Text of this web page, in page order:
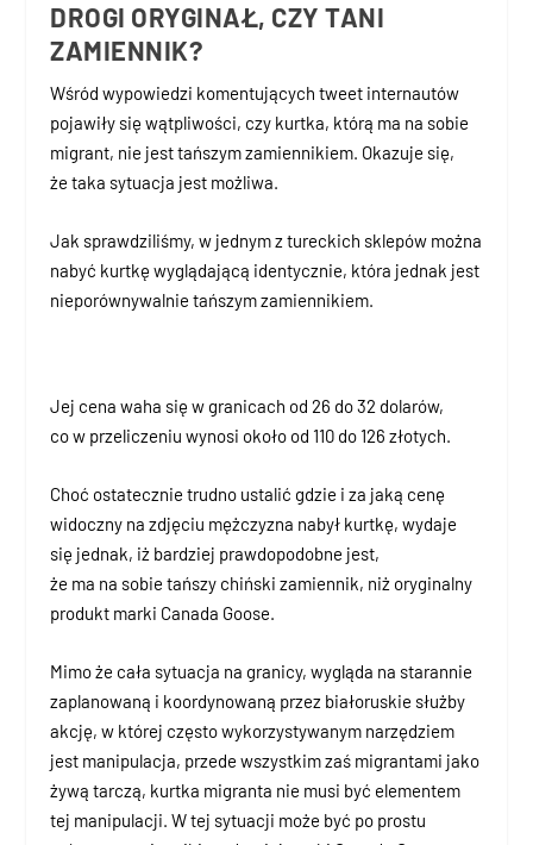
DROGI ORYGINAŁ, CZY TANI
ZAMIENNIK?
Wśród wypowiedzi komentujących tweet internautów
pojawiły się wątpliwości, czy kurtka, którą ma na sobie
migrant, nie jest tańszym zamiennikiem. Okazuje się,
że taka sytuacja jest możliwa.
Jak sprawdziliśmy, w jednym z tureckich sklepów można
nabyć kurtkę wyglądającą identycznie, która jednak jest
nieporównywalnie tańszym zamiennikiem.
Jej cena waha się w granicach od 26 do 32 dolarów,
co w przeliczeniu wynosi około od 110 do 126 złotych.
Choć ostatecznie trudno ustalić gdzie i za jaką cenę
widoczny na zdjęciu mężczyzna nabył kurtkę, wydaje
się jednak, iż bardziej prawdopodobne jest,
że ma na sobie tańszy chiński zamiennik, niż oryginalny
produkt marki Canada Goose.
Mimo że cała sytuacja na granicy, wygląda na starannie
zaplanowaną i koordynowaną przez białoruskie służby
akcję, w której często wykorzystywanym narzędziem
jest manipulacja, przede wszystkim zaś migrantami jako
żywą tarczą, kurtka migranta nie musi być elementem
tej manipulacji. W tej sytuacji może być po prostu